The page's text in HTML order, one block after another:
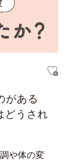
がある
どうされ
や体の変